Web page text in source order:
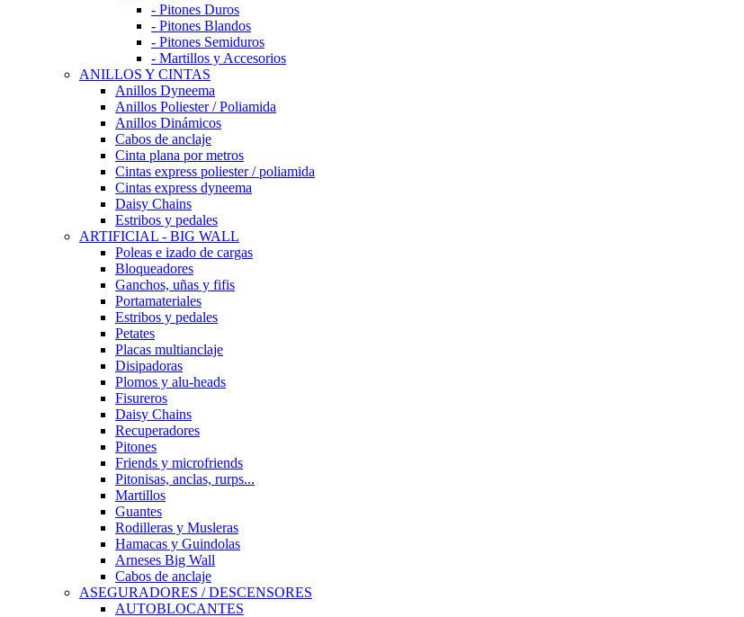
- Pitones Duros
- Pitones Blandos
- Pitones Semiduros
- Martillos y Accesorios
ANILLOS Y CINTAS
Anillos Dyneema
Anillos Poliester / Poliamida
Anillos Dinámicos
Cabos de anclaje
Cinta plana por metros
Cintas express poliester / poliamida
Cintas express dyneema
Daisy Chains
Estribos y pedales
ARTIFICIAL - BIG WALL
Poleas e izado de cargas
Bloqueadores
Ganchos, uñas y fifis
Portamateriales
Estribos y pedales
Petates
Placas multianclaje
Disipadoras
Plomos y alu-heads
Fisureros
Daisy Chains
Recuperadores
Pitones
Friends y microfriends
Pitonisas, anclas, rurps...
Martillos
Guantes
Rodilleras y Musleras
Hamacas y Guindolas
Arneses Big Wall
Cabos de anclaje
ASEGURADORES / DESCENSORES
AUTOBLOCANTES